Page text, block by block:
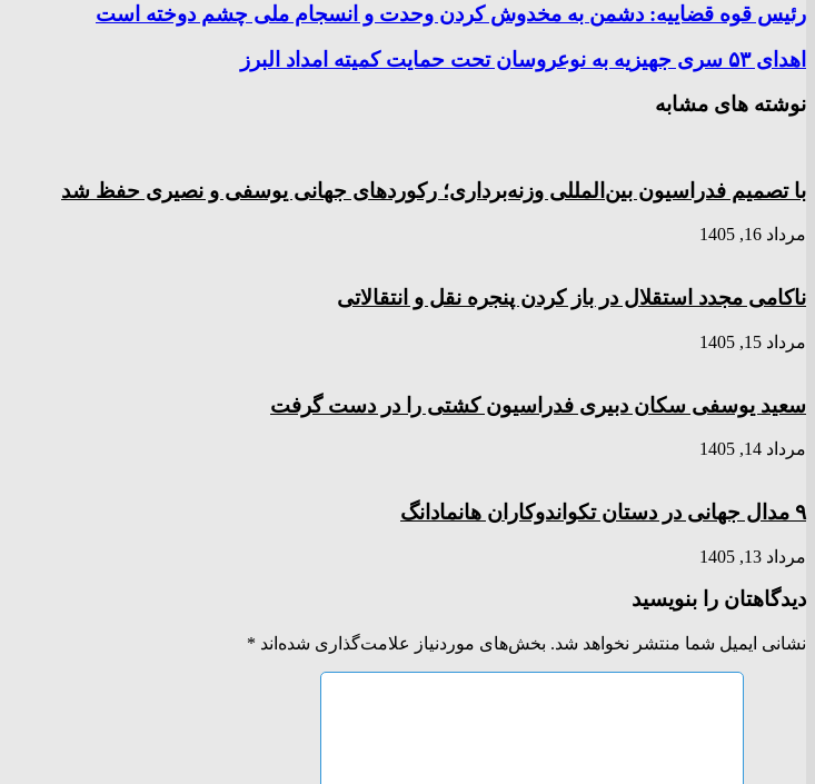
رئیس قوه قضاییه: دشمن به مخدوش کردن وحدت و انسجام ملی چشم دوخته است
اهدای ۵۳ سری جهیزیه به نوعروسان تحت حمایت کمیته امداد البرز
نوشته های مشابه
با تصمیم فدراسیون بین‌المللی وزنه‌برداری؛ رکورد‌های جهانی یوسفی و نصیری حفظ شد
مرداد 16, 1405
ناکامی مجدد استقلال در باز کردن پنجره نقل و انتقالاتی
مرداد 15, 1405
سعید یوسفی سکان دبیری فدراسیون کشتی را در دست گرفت
مرداد 14, 1405
۹ مدال جهانی در دستان تکواندوکاران هانمادانگ
مرداد 13, 1405
دیدگاهتان را بنویسید
نشانی ایمیل شما منتشر نخواهد شد. بخش‌های موردنیاز علامت‌گذاری شده‌اند *